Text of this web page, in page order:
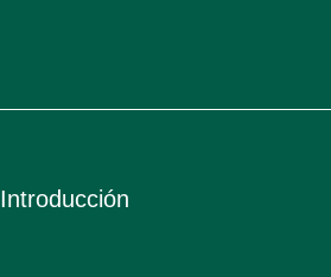
Introducción